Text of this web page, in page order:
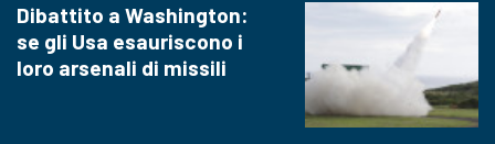
Dibattito a Washington:
se gli Usa esauriscono i
loro arsenali di missili